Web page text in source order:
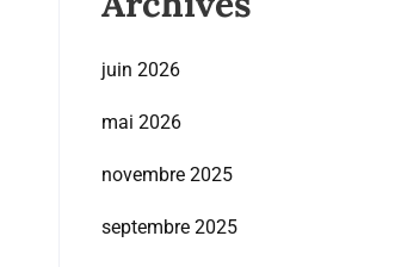
juin 2026
mai 2026
novembre 2025
septembre 2025